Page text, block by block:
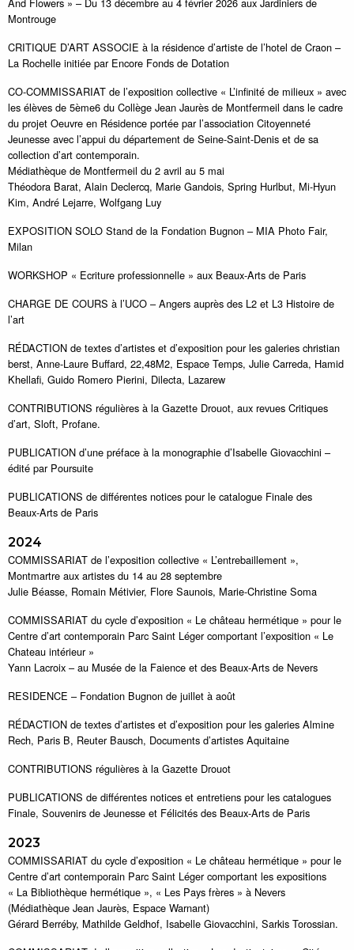
Montrouge
CRITIQUE D’ART ASSOCIE à la résidence d’artiste de l’hotel de Craon –
La Rochelle initiée par Encore Fonds de Dotation
CO-COMMISSARIAT de l’exposition collective « L’infinité de milieux » avec
les élèves de 5ème6 du Collège Jean Jaurès de Montfermeil dans le cadre
du projet Oeuvre en Résidence portée par l’association Citoyenneté
Jeunesse avec l’appui du département de Seine-Saint-Denis et de sa
collection d’art contemporain.
Médiathèque de Montfermeil du 2 avril au 5 mai
Théodora Barat, Alain Declercq, Marie Gandois, Spring Hurlbut, Mi-Hyun
Kim, André Lejarre, Wolfgang Luy
EXPOSITION SOLO Stand de la Fondation Bugnon – MIA Photo Fair,
Milan
WORKSHOP « Ecriture professionnelle » aux Beaux-Arts de Paris
CHARGE DE COURS à l’UCO – Angers auprès des L2 et L3 Histoire de
l’art
RÉDACTION de textes d’artistes et d’exposition pour les galeries christian
berst, Anne-Laure Buffard, 22,48M2, Espace Temps, Julie Carreda, Hamid
Khellafi, Guido Romero Pierini, Dilecta, Lazarew
CONTRIBUTIONS régulières à la Gazette Drouot, aux revues Critiques
d’art, Sloft, Profane.
PUBLICATION d’une préface à la monographie d’Isabelle Giovacchini –
édité par Poursuite
PUBLICATIONS de différentes notices pour le catalogue Finale des
Beaux-Arts de Paris
2024
COMMISSARIAT de l’exposition collective « L’entrebaillement »,
Montmartre aux artistes du 14 au 28 septembre
Julie Béasse, Romain Métivier, Flore Saunois, Marie-Christine Soma
COMMISSARIAT du cycle d’exposition « Le château hermétique » pour le
Centre d’art contemporain Parc Saint Léger comportant l’exposition « Le
Chateau intérieur »
Yann Lacroix – au Musée de la Faience et des Beaux-Arts de Nevers
RESIDENCE – Fondation Bugnon de juillet à août
RÉDACTION de textes d’artistes et d’exposition pour les galeries Almine
Rech, Paris B, Reuter Bausch, Documents d’artistes Aquitaine
CONTRIBUTIONS régulières à la Gazette Drouot
PUBLICATIONS de différentes notices et entretiens pour les catalogues
Finale, Souvenirs de Jeunesse et Félicités des Beaux-Arts de Paris
2023
COMMISSARIAT du cycle d’exposition « Le château hermétique » pour le
Centre d’art contemporain Parc Saint Léger comportant les expositions
« La Bibliothèque hermétique », « Les Pays frères » à Nevers
(Médiathèque Jean Jaurès, Espace Warnant)
Gérard Berréby, Mathilde Geldhof, Isabelle Giovacchini, Sarkis Torossian.